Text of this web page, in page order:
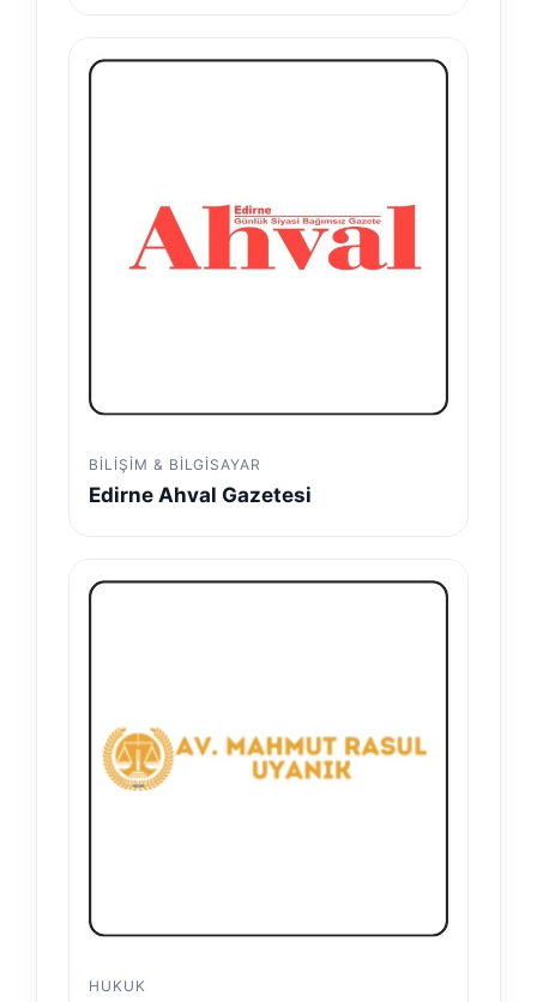
BILIŞIM & BILGISAYAR
Edirne Ahval Gazetesi
HUKUK